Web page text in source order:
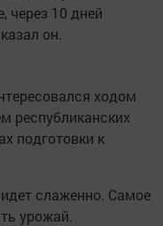
через 10 дней
он.
ходом
республиканских
подготовки к
слаженно. Самое
урожай.